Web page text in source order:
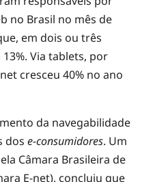
no Brasil no mês de
em dois ou três
Via tablets, por
cresceu 40% no ano
da navegabilidade
dos e-consumidores. Um
Câmara Brasileira de
E-net), concluiu que